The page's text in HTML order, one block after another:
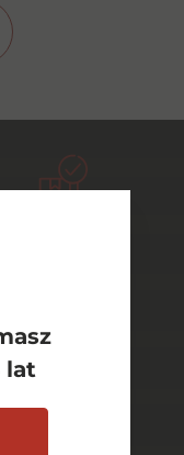
lat
wybór
asortymentu